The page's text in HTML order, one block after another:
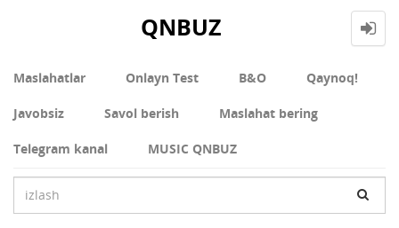
QNBUZ
Maslahatlar Onlayn Test В&О Qaynoq!
Javobsiz Savol berish Maslahat bering
Telegram kanal MUSIC QNBUZ